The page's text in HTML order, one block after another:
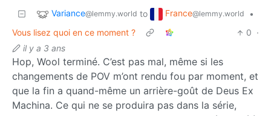
Variance@lemmy.world to France@lemmy.world
•
Vous lisez quoi en ce moment ?
0 ·
il y a 3 ans
Hop, Wool terminé. C’est pas mal, même si les
changements de POV m’ont rendu fou par moment, et
que la fin a quand-même un arrière-goût de Deus Ex
Machina. Ce qui ne se produira pas dans la série,